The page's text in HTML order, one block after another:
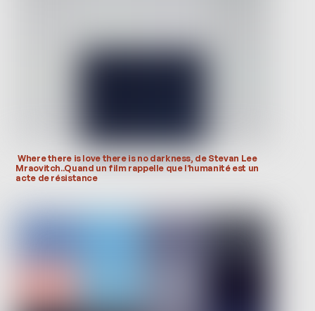
Where there is love there is no darkness, de Stevan Lee
Mraovitch..Quand un film rappelle que l’humanité est un
acte de résistance